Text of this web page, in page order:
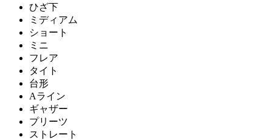
ひざ下
ミディアム
ショート
ミニ
フレア
タイト
台形
Aライン
ギャザー
プリーツ
ストレート